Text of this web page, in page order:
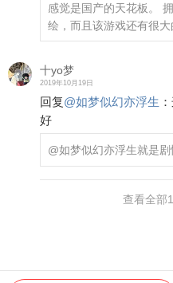
感觉是国产的天花板。
绘，而且该游戏还有很大
十yo梦
2019年10月19日
回复@如梦似幻亦浮生 ：
好
@如梦似幻亦浮生就是剧
查看全部